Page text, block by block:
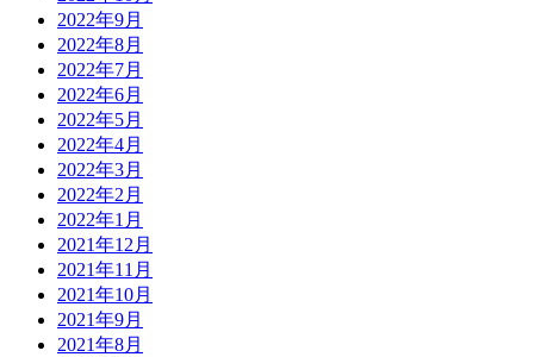
2022年9月
2022年8月
2022年7月
2022年6月
2022年5月
2022年4月
2022年3月
2022年2月
2022年1月
2021年12月
2021年11月
2021年10月
2021年9月
2021年8月